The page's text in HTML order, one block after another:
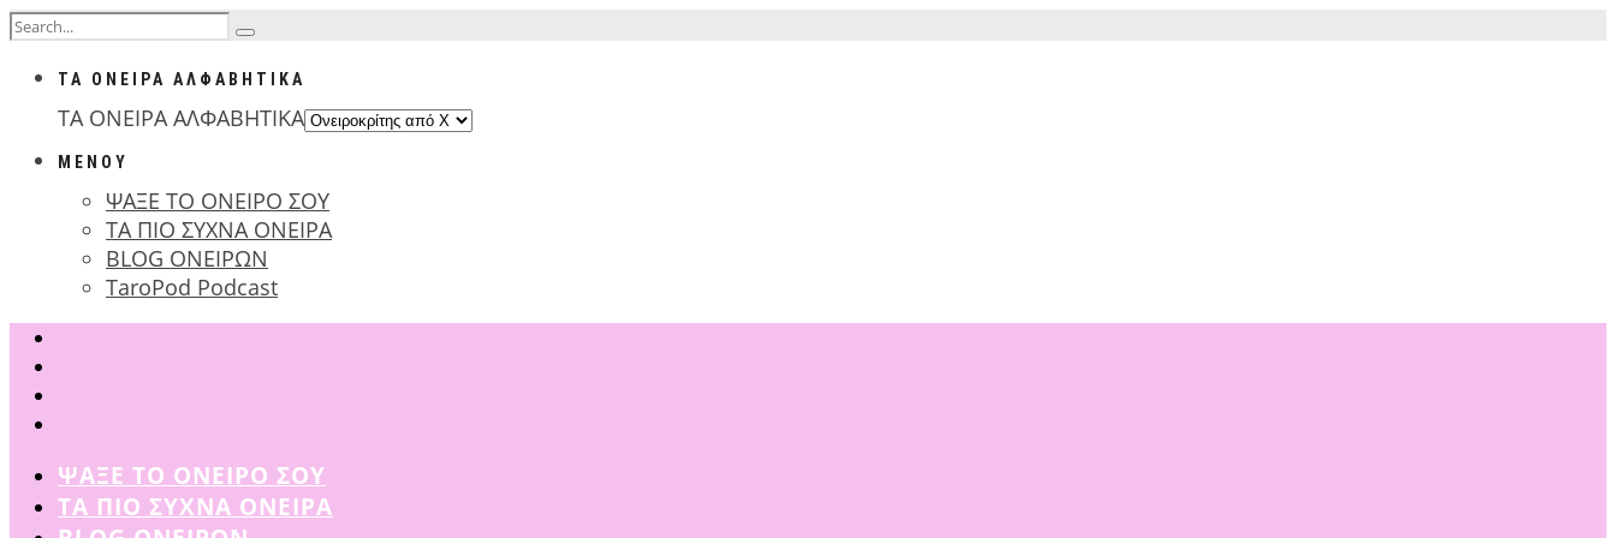
ΤΑ ΟΝΕΙΡΑ ΑΛΦΑΒΗΤΙΚΑ
ΤΑ ΟΝΕΙΡΑ ΑΛΦΑΒΗΤΙΚΑ
ΜΕΝΟΥ
ΨΑΞΕ ΤΟ ΟΝΕΙΡΟ ΣΟΥ
ΤΑ ΠΙΟ ΣΥΧΝΑ ΟΝΕΙΡΑ
BLOG ΟΝΕΙΡΩΝ
TaroPod Podcast
ΨΑΞΕ ΤΟ ΟΝΕΙΡΟ ΣΟΥ
ΤΑ ΠΙΟ ΣΥΧΝΑ ΟΝΕΙΡΑ